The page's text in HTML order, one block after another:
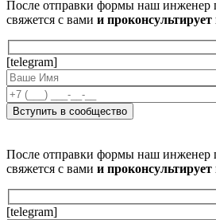
После отправки формы наш инженер
свяжется с вами и
[telegram]
После отправки формы наш инженер
свяжется с вами и
[telegram]